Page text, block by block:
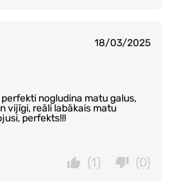
18/03/2025
nogludina matu galus,
vijīgi, reāli labākais matu
perfekts!!!
(0)
(1)